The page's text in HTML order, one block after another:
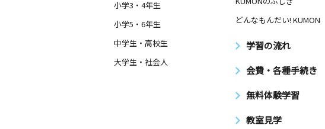
小学3・4年生
小学5・6年生
中学生・高校生
大学生・社会人
どんなもんだい! KUMON
学習の流れ
会費・各種手続き
無料体験学習
教室見学